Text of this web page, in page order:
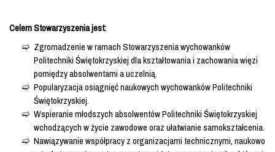
Celem Stowarzyszenia jest:
Zgromadzenie w ramach Stowarzyszenia wychowanków
Politechniki Świętokrzyskiej dla kształtowania i zachowania więzi
pomiędzy absolwentami a uczelnią.
Popularyzacja osiągnięć naukowych wychowanków Politechniki
Świętokrzyskiej.
Wspieranie młodszych absolwentów Politechniki Świętokrzyskiej
wchodzących w życie zawodowe oraz ułatwianie samokształcenia.
Nawiązywanie współpracy z organizacjami technicznymi, naukowo